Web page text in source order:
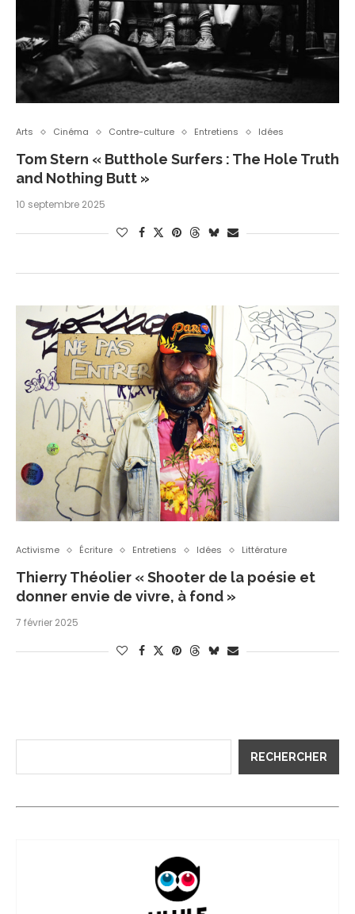
Arts Cinéma Contre-culture Entretiens Idées
Tom Stern « Butthole Surfers : The Hole Truth
and Nothing Butt »
10 septembre 2025
Activisme Écriture Entretiens Idées Littérature
Thierry Théolier « Shooter de la poésie et
donner envie de vivre, à fond »
7 février 2025
RECHERCHER